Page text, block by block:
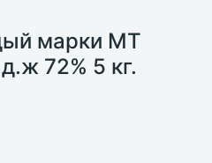
марки МТ
72% 5 кг.